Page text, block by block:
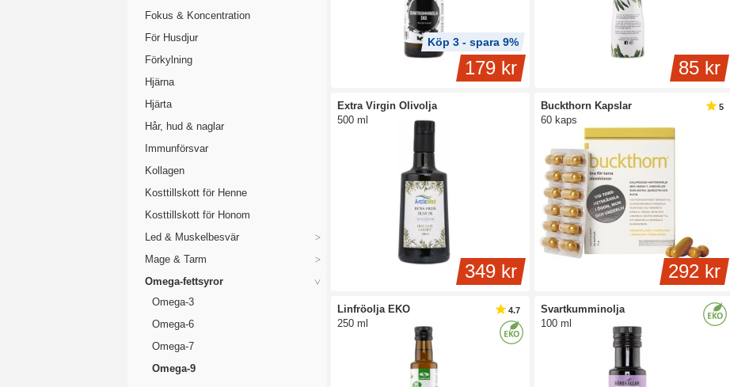
Fokus & Koncentration
För Husdjur
Förkylning
Hjärna
Hjärta
Hår, hud & naglar
Immunförsvar
Kollagen
Kosttillskott för Henne
Kosttillskott för Honom
Led & Muskelbesvär
Mage & Tarm
Omega-fettsyror
Omega-3
Omega-6
Omega-7
Omega-9
ändå är det bra att se till att få i sig omega-9 från kosten. Man har nämligen sett att
blodfetterna, genom att bidra till sänkningen av det "onda" LDL-kolesterolet och
Dessutom verkar det som att omega-9 kan vara betydelsefullt för blodsockret, men
Köp 3 - spara 9%
179 kr 85 kr
Extra Virgin Olivolja
500 ml
349 kr
Buckthorn Kapslar
60 kaps
292 kr
5
Linfröolja EKO
250 ml
4.7
Svartkumminolja
100 ml